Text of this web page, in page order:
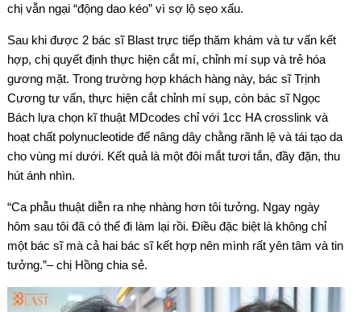
chị vẫn ngại “động dao kéo” vì sợ lộ sẹo xấu.
Sau khi được 2 bác sĩ Blast trực tiếp thăm khám và tư vấn kết
hợp, chị quyết định thực hiện cắt mí, chỉnh mí sụp và trẻ hóa
gương mặt. Trong trường hợp khách hàng này, bác sĩ Trịnh
Cương tư vấn, thực hiện cắt chỉnh mí sụp, còn bác sĩ Ngọc
Bách lựa chọn kĩ thuật MDcodes chỉ với 1cc HA crosslink và
hoạt chất polynucleotide để nâng dây chằng rãnh lệ và tái tạo da
cho vùng mí dưới. Kết quả là một đôi mắt tươi tắn, đầy đặn, thu
hút ánh nhìn.
“Ca phẫu thuật diễn ra nhẹ nhàng hơn tôi tưởng. Ngay ngày
hôm sau tôi đã có thể đi làm lại rồi. Điều đặc biệt là không chỉ
một bác sĩ mà cả hai bác sĩ kết hợp nên mình rất yên tâm và tin
tưởng.”– chị Hồng chia sẻ.